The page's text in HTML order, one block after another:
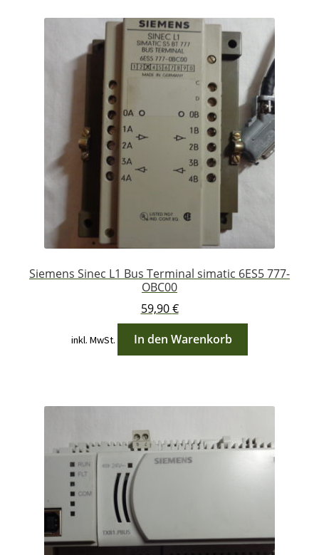
Siemens Sinec L1 Bus Terminal simatic 6ES5 777-
OBC00
59,90€
inkl. MwSt. In den Warenkorb